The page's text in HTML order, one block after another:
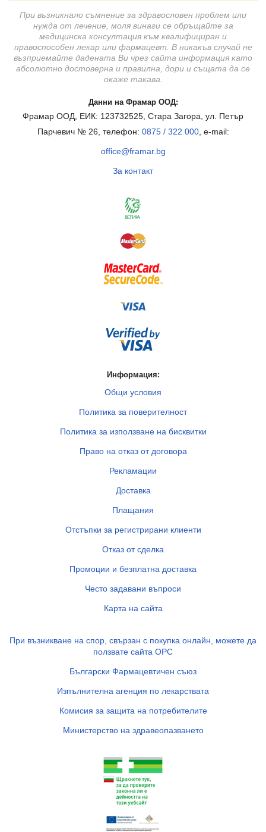
При възникнало съмнение за здравословен проблем или
нужда от лечение, моля винаги се обръщайте за
медицинска консултация към квалифициран и
правоспособен лекар или фармацевт. В никакъв случай не
възприемайте дадената Ви чрез сайта информация като
абсолютно достоверна и правилна, дори и същата да се
окаже такава.
Данни на Фрамар ООД:
Фрамар ООД, ЕИК: 123732525, Стара Загора, ул. Петър
Парчевич № 26, телефон: 0875 / 322 000, e-mail:
office@framar.bg
За контакт
Информация:
Общи условия
Политика за поверителност
Политика за използване на бисквитки
Право на отказ от договора
Рекламации
Доставка
Плащания
Отстъпки за регистрирани клиенти
Отказ от сделка
Промоции и безплатна доставка
Често задавани въпроси
Карта на сайта
При възникване на спор, свързан с покупка онлайн, можете да
ползвате сайта ОРС
Български Фармацевтичен съюз
Изпълнителна агенция по лекарствата
Комисия за защита на потребителите
Министерство на здравеопазването